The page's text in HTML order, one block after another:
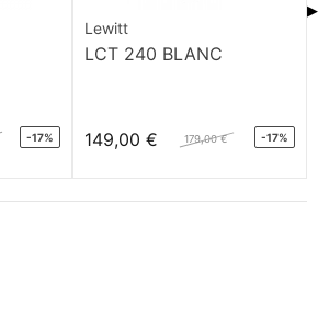
-17%
Lewitt
LCT 240 BLANC
149,00 € 179,00 € -17%
▶